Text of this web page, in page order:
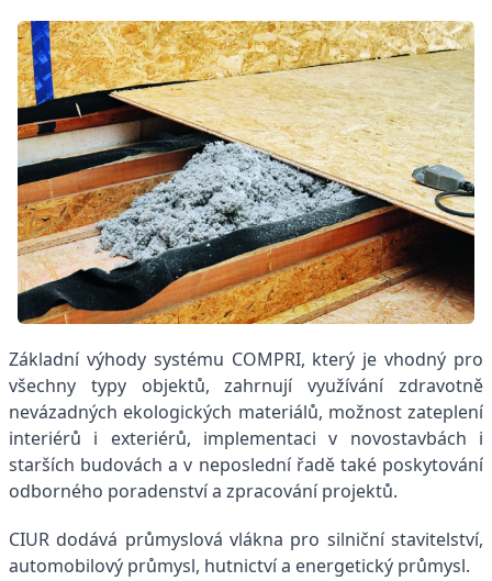
Základní výhody systému COMPRI, který je vhodný pro
všechny typy objektů, zahrnují využívání zdravotně
nevázadných ekologických materiálů, možnost zateplení
interiérů i exteriérů, implementaci v novostavbách i
starších budovách a v neposlední řadě také poskytování
odborného poradenství a zpracování projektů.
CIUR dodává průmyslová vlákna pro silniční stavitelství,
automobilový průmysl, hutnictví a energetický průmysl.